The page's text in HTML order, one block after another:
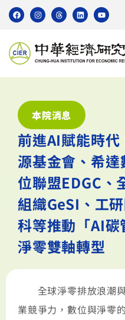
本院消息
前進AI賦能時
源基金會、希
位聯盟EDGC、
組織GeSI、工
科等推動「AI
淨零雙軸轉型
全球淨零排放浪潮與
業競爭力，數位與淨零